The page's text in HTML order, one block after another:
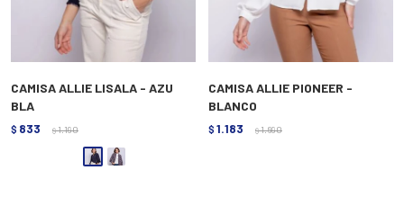
CAMISA ALLIE LISALA - AZU
BLA
$ 833 $ 1.190
CAMISA ALLIE PIONEER -
BLANCO
$ 1.183 $ 1.690